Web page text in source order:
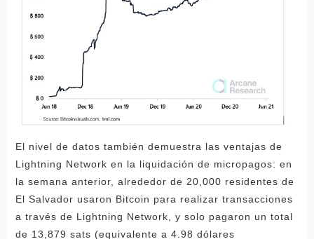
El nivel de datos también demuestra las ventajas de
Lightning Network en la liquidación de micropagos: en
la semana anterior, alrededor de 20,000 residentes de
El Salvador usaron Bitcoin para realizar transacciones
a través de Lightning Network, y solo pagaron un total
de 13,879 sats (equivalente a 4.98 dólares